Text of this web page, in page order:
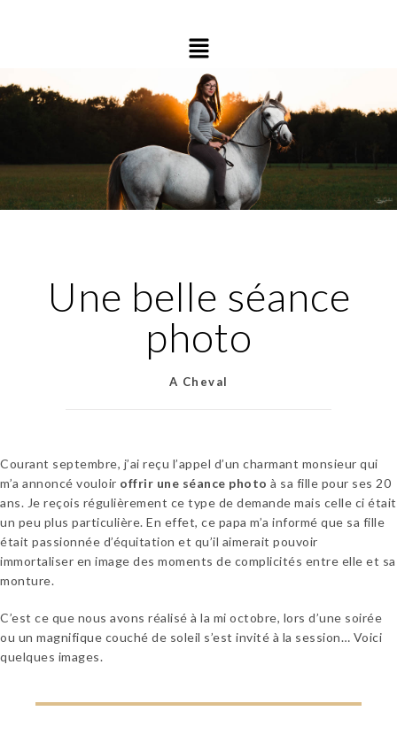
Une belle séance
photo
A Cheval
Courant septembre, j’ai reçu l’appel d’un charmant monsieur qui
m’a annoncé vouloir offrir une séance photo à sa fille pour ses 20
ans. Je reçois régulièrement ce type de demande mais celle ci était
un peu plus particulière. En effet, ce papa m’a informé que sa fille
était passionnée d’équitation et qu’il aimerait pouvoir
immortaliser en image des moments de complicités entre elle et sa
monture.
C’est ce que nous avons réalisé à la mi octobre, lors d’une soirée
ou un magnifique couché de soleil s’est invité à la session… Voici
quelques images.